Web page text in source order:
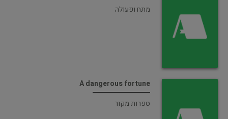
מתח ופעולה
A dangerous fortune
ספרות מקור